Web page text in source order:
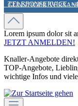
GÜNSTIGER
FAIR &
HINWEIS ZU
TELEFONSERVICE:
GÜNSTIGER
FAIR &
HINWEIS ZU
Lorem ipsum dolor sit
JETZT ANMELDEN!
Knaller-Angebote
TOP-Angebote,
wichtige Infos und